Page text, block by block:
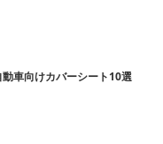
車向けカバーシート10選